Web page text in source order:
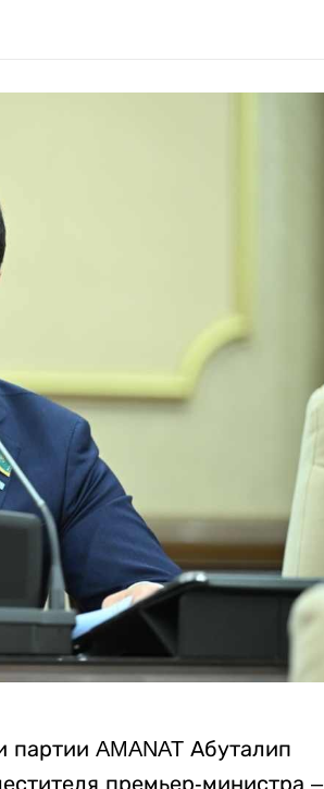
AMANAT Абуталип
премьер-министра –